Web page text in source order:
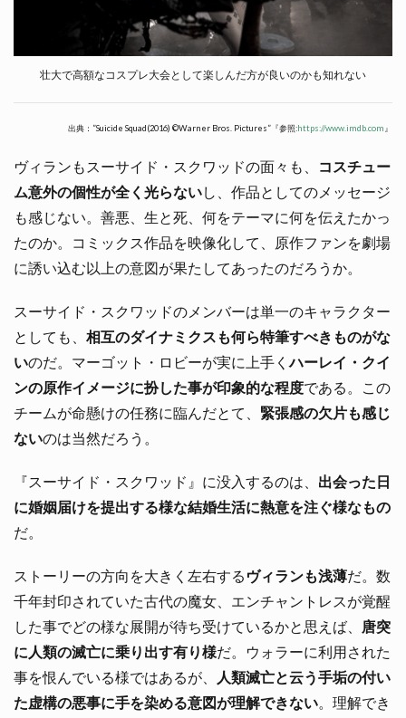
壮大で高額なコスプレ大会として楽しんだ方が良いのかも知れない
出典：”Suicide Squad(2016) ©Warner Bros. Pictures”『参照:https://www.imdb.com 』
ヴィランもスーサイド・スクワッドの面々も、
コスチュー
ム意外の個性が全く光らないし、作品としてのメッセージ
も感じない。善悪、生と死、何をテーマに何を伝えたかっ
たのか。コミックス作品を映像化して、原作ファンを劇場
に誘い込む以上の意図が果たしてあったのだろうか。
スーサイド・スクワッドのメンバーは単一のキャラクター
としても、 相互のダイナミクスも何ら特筆すべきものがな
いのだ。マーゴット・ロビーが実に上手くハーレイ・クイ
ンの原作イメージに扮した事が印象的な程度である。この
チームが命懸けの任務に臨んだとて、 緊張感の欠片も感じ
ないのは当然だろう。
『スーサイド・スクワッド』に没入するのは、 出会った日
に婚姻届けを提出する様な結婚生活に熱意を注ぐ様なもの
だ。
ストーリーの方向を大きく左右する ヴィランも浅薄だ。数
千年封印されていた古代の魔女、エンチャントレスが覚醒
した事でどの様な展開が待ち受けているかと思えば、
唐突
に人類の滅亡に乗り出す有り様だ。ウォラーに利用された
事を恨んでいる様ではあるが、
人類滅亡と云う手垢の付い
た虚構の悪事に手を染める意図が理解できない。理解でき